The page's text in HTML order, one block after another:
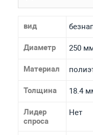
вид
Диаметр 250
Материал
Толщина 18.4
Лидер
спроса
Нет